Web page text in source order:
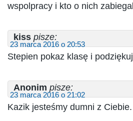
wspolpracy i kto o nich
kiss pisze:
23 marca 2016 o 20:53
Stepien pokaz klasę i
Anonim pisze:
23 marca 2016 o 21:02
Kazik jesteśmy dumni z